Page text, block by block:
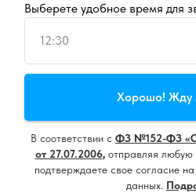
Выберете удобное время для
12:30
Хорошо! Жду
В соответствии с ФЗ №152-ФЗ «О
от 27.07.2006,отправляя любую
подтверждаете свое согласие
данных.
Продолжая пользоваться
Принять